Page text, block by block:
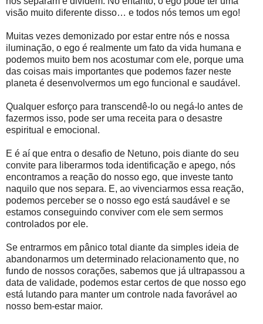
visão muito diferente disso… e todos nós temos um ego!
Muitas vezes demonizado por estar entre nós e nossa
iluminação, o ego é realmente um fato da vida humana e
podemos muito bem nos acostumar com ele, porque uma
das coisas mais importantes que podemos fazer neste
planeta é desenvolvermos um ego funcional e saudável.
Qualquer esforço para transcendê-lo ou negá-lo antes de
fazermos isso, pode ser uma receita para o desastre
espiritual e emocional.
E é aí que entra o desafio de Netuno, pois diante do seu
convite para liberarmos toda identificação e apego, nós
encontramos a reação do nosso ego, que investe tanto
naquilo que nos separa. E, ao vivenciarmos essa reação,
podemos perceber se o nosso ego está saudável e se
estamos conseguindo conviver com ele sem sermos
controlados por ele.
Se entrarmos em pânico total diante da simples ideia de
abandonarmos um determinado relacionamento que, no
fundo de nossos corações, sabemos que já ultrapassou a
data de validade, podemos estar certos de que nosso ego
está lutando para manter um controle nada favorável ao
nosso bem-estar maior.